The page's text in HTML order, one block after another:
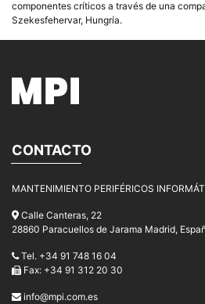
componentes críticos a través de una
Szekesfehervar, Hungría.
CONTACTO
MANTENIMIENTO PERIFÉRICOS
Calle Canteras, 22
28860 Paracuellos de Jarama Madrid,
Tel. +34 91 748 16 04
Fax: +34 91 312 20 30
info@mpi.com.es